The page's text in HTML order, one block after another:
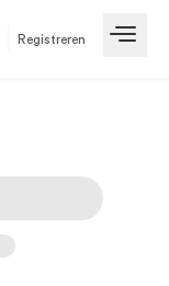
Registreren